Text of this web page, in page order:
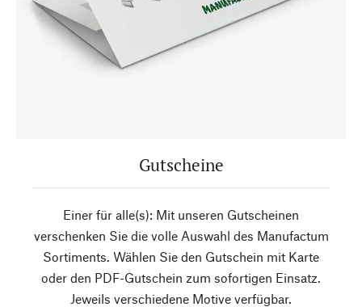
Gutscheine
Einer für alle(s): Mit unseren Gutscheinen
verschenken Sie die volle Auswahl des Manufactum
Sortiments. Wählen Sie den Gutschein mit Karte
oder den PDF-Gutschein zum sofortigen Einsatz.
Jeweils verschiedene Motive verfügbar.